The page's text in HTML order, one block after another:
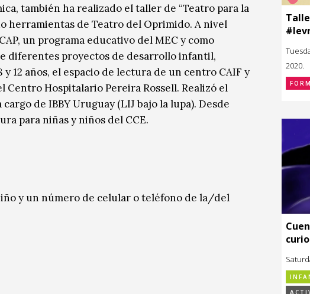
también ha realizado el taller de “Teatro para la
herramientas de Teatro del Oprimido. A nivel
un programa educativo del MEC y como
diferentes proyectos de desarrollo infantil,
12 años, el espacio de lectura de un centro CAIF y
Hospitalario Pereira Rossell. Realizó el
de IBBY Uruguay (LIJ bajo la lupa). Desde
para niñas y niños del CCE.
y un número de celular o teléfono de la/del
2020.